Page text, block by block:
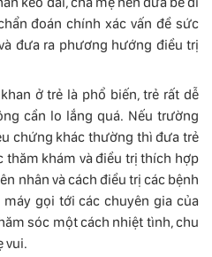
đoán chính xác vấn đề sức
đưa ra phương hướng điều trị
ở trẻ là phổ biến, trẻ rất dễ
cần lo lắng quá. Nếu trường
chứng khác thường thì đưa trẻ
thăm khám và điều trị thích hợp
nhân và cách điều trị các bệnh
gọi tới các chuyên gia của
sóc một cách nhiệt tình, chu
vui.